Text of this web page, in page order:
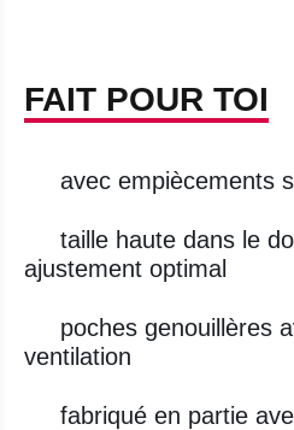
FAIT POUR TOI
avec empiècements
taille haute dans le
ajustement optimal
poches genouillères
ventilation
fabriqué en partie